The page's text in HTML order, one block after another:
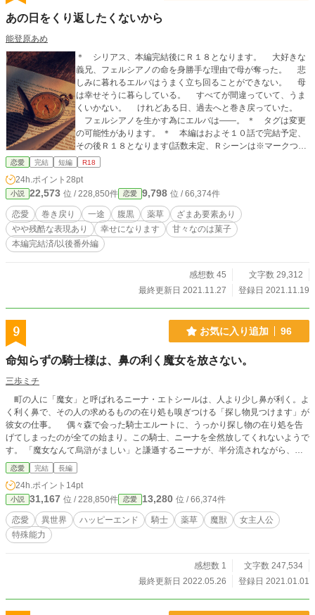
あの日をくり返したくないから
能登原あめ
＊ シリアス、本編完結後にＲ１８となります。 大好きな
義兄、フェルシアノの命を身勝手な理由で母が奪った。 悲
しみに暮れるエルバはうまく立ち回ることができない。 母
は幸せそうに暮らしている。 すべてが間違っていて、うま
くいかない。 けれどある日、過去へと巻き戻っていた。
フェルシアノを生かす為にエルバは――。 ＊ タグは変更
の可能性があります。 ＊ 本編はおよそ１０話で完結予定、
その後Ｒ１８となります(話数未定、Ｒシーンは※マークつき)
＊ １話あたりの長さにばらつきがあります。 ＊ コメント
はCanvaさまで作成したものを使用しております。
恋愛 完結 短編 R18
24h.ポイント 28pt
小説 22,573 位 / 228,850件 恋愛 9,798 位 / 66,374件
恋愛 巻き戻り 一途 腹黒 薬草
ざまあ要素あり
やや残酷な表現あり
幸せになります
甘々なのは菓子
本編完結済/以後番外編
感想数 45
文字数 29,312
最終更新日 2021.11.27
登録日 2021.11.19
9 お気に入り追加 96
命知らずの騎士様は、鼻の利く魔女を放さない。
三歩ミチ
町の人に「魔女」と呼ばれるニーナ・エトシールは、人より少し鼻が利く。よ
く利く鼻で、その人の求めるものの在り処も嗅ぎつける「探し物見つけます」が
彼女の仕事。 偶々森で会った騎士エルートに、うっかり探し物の在り処を告
げてしまったのが全ての始まり。この騎士、ニーナを全然放してくれないようで
す。 「魔女なんて烏滸がましい」と謙遜するニーナが、半分流されながら、自
ら歩む道を決めて進んでいくお話。 ※「ノベルアップ＋」「小説家になろう」
様にも同時投稿しています。
恋愛 完結 長編
24h.ポイント 14pt
小説 31,167 位 / 228,850件 恋愛 13,280 位 / 66,374件
恋愛 異世界 ハッピーエンド 騎士 薬草 魔獣
女主人公
特殊能力
感想数 1
文字数 247,534
最終更新日 2022.05.26
登録日 2021.01.01